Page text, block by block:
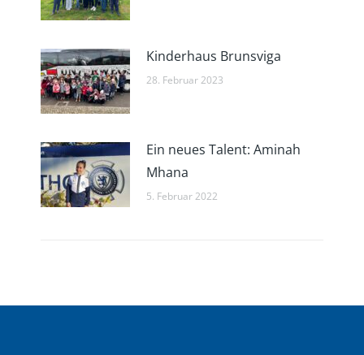
Kinderhaus Brunsviga
28. Februar 2023
Ein neues Talent: Aminah
Mhana
5. Februar 2022